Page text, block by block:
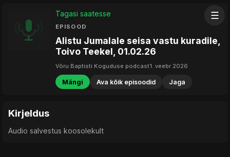
☰
Tagasi saatesse
EPISOOD
Alistu Jumalale seisa vastu kuradile,
Toivo Teekel, 01.02.26
Võru Baptisti Koguduse podcast1. veebr 2026
Mängi Ava kõik episoodid Jaga
Kirjeldus
Audio salvestus koosolekult